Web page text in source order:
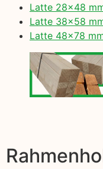
Latte 28×48
Latte 38×58
Latte 48×78